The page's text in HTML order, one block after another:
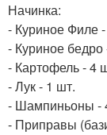
Начинка:
- Куриное Филе
- Куриное бедро
- Картофель - 4
- Лук - 1 шт.
- Шампиньоны -
- Приправы